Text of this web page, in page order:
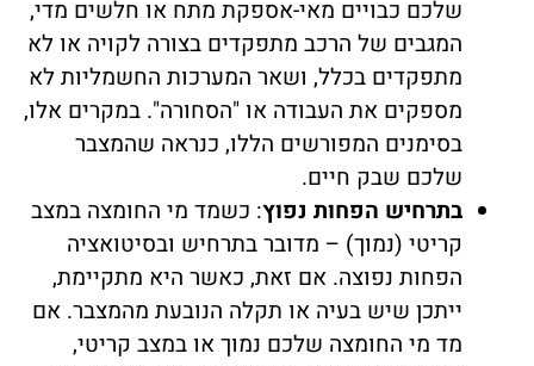
שלכם כבויים מאי-אספקת מתח או חלשים מדי,
המגבים של הרכב מתפקדים בצורה לקויה או לא
מתפקדים בכלל, ושאר המערכות החשמליות לא
מספקים את העבודה או "הסחורה". במקרים אלו,
בסימנים המפורשים הללו, כנראה שהמצבר
שלכם שבק חיים.
בתרחיש הפחות נפוץ: כשמד מי החומצה במצב
קריטי (נמוך) – מדובר בתרחיש ובסיטואציה
הפחות נפוצה. אם זאת, כאשר היא מתקיימת,
ייתכן שיש בעיה או תקלה הנובעת מהמצבר. אם
מד מי החומצה שלכם נמוך או במצב קריטי,